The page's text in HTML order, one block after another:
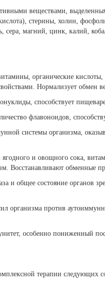
веществами,
стерины, холин,
магний, цинк, калий,
органические
Нормализует обмен
способствует
флавоноидов,
системы организма,
и овощного сока,
Восстанавливают обменные
и общее состояние органов
организма против
особенно пониженный
терапии следующих